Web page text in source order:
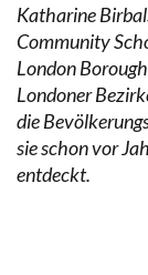
Katharine
Community
London
Londoner
die
sie schon vor
entdeckt.